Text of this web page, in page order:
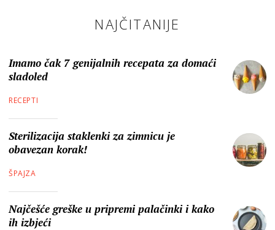
NAJČITANIJE
Imamo čak 7 genijalnih recepata za domaći
sladoled
RECEPTI
Sterilizacija staklenki za zimnicu je
obavezan korak!
ŠPAJZA
Najčešće greške u pripremi palačinki i kako
ih izbjeći